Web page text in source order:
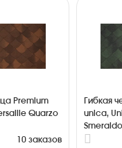
Premium
Quarzo
10 заказов
Гибкая
unica,